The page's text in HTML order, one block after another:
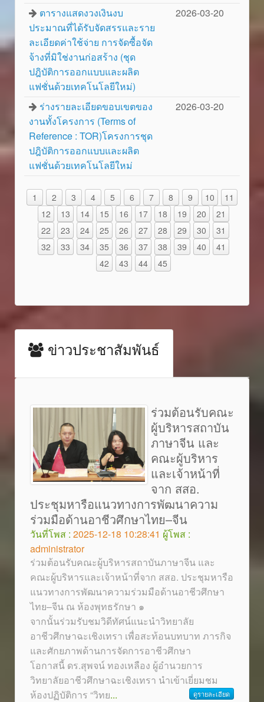
ตารางแสดงวงเงินงบ
ประมาณที่ได้รับจัดสรรและราย
ละเอียดค่าใช้จ่าย การจัดซื้อจัด
จ้างที่มิใช่งานก่อสร้าง (ชุด
ปฎิบัติการออกแบบและผลิต
แฟชั่นด้วยเทคโนโลยีใหม่)
2026-03-20
ร่างรายละเอียดขอบเขตของ
งานทั้งโครงการ (Terms of
Reference : TOR)โครงการชุด
ปฎิบัติการออกแบบและผลิต
แฟชั่นด้วยเทคโนโลยีใหม่
2026-03-20
1 2 3 4 5 6 7 8 9 10
11
12
13 14 15 16 17 18 19 20
21
22
23 24 25 26 27 28 29 30
31
32
33 34 35 36 37 38 39 40
41
42
43 44 45
ข่าวประชาสัมพันธ์
ร่วมต้อนรับคณะ
ผู้บริหารสถาบัน
ภาษาจีน และ
คณะผู้บริหาร
และเจ้าหน้าที่
จาก สสอ.
ประชุมหารือแนวทางการพัฒนาความ
ร่วมมือด้านอาชีวศึกษาไทย–จีน
วันที่โพส : 2025-12-18 10:28:41 ผู้โพส :
administrator
ร่วมต้อนรับคณะผู้บริหารสถาบันภาษาจีน และ
คณะผู้บริหารและเจ้าหน้าที่จาก สสอ. ประชุมหารือ
แนวทางการพัฒนาความร่วมมือด้านอาชีวศึกษา
ไทย–จีน ณ ห้องพุทธรักษา ๑
จากนั้นร่วมรับชมวิดีทัศน์แนะนำวิทยาลัย
อาชีวศึกษาฉะเชิงเทรา เพื่อสะท้อนบทบาท ภารกิจ
และศักยภาพด้านการจัดการอาชีวศึกษา
โอกาสนี้ ดร.สุพจน์ ทองเหลือง ผู้อำนวยการ
วิทยาลัยอาชีวศึกษาฉะเชิงเทรา นำเข้าเยี่ยมชม
ห้องปฏิบัติการ “วิทย... ดูรายละเอียด